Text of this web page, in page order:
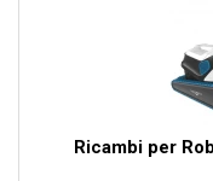
Ricambi per